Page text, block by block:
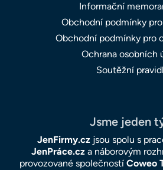
Informační
Obchodní podmínky
Obchodní podmínky pro
Ochrana osobních
Soutěžní
Jsme jeden
JenFirmy.czjsou spolu s
JenPráce.cza náborovým
provozované společností Coweo